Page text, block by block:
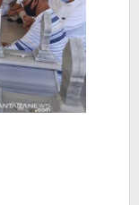
-
Berita
Jatim